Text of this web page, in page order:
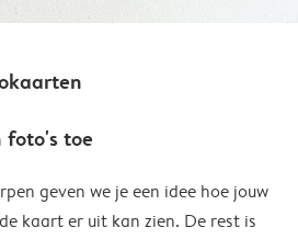
foto's toe
geven we je een idee hoe jouw
kaart er uit kan zien. De rest is